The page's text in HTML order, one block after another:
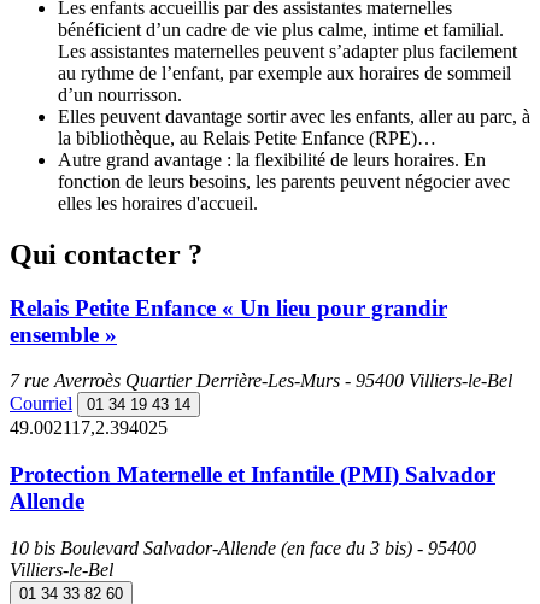
Les enfants accueillis par des assistantes maternelles
bénéficient d’un cadre de vie plus calme, intime et familial.
Les assistantes maternelles peuvent s’adapter plus facilement
au rythme de l’enfant, par exemple aux horaires de sommeil
d’un nourrisson.
Elles peuvent davantage sortir avec les enfants, aller au parc, à
la bibliothèque, au Relais Petite Enfance (RPE)…
Autre grand avantage : la flexibilité de leurs horaires. En
fonction de leurs besoins, les parents peuvent négocier avec
elles les horaires d'accueil.
Qui contacter ?
Relais Petite Enfance « Un lieu pour grandir
ensemble »
7 rue Averroès Quartier Derrière-Les-Murs - 95400 Villiers-le-Bel
Courriel
01 34 19 43 14
49.002117,2.394025
Protection Maternelle et Infantile (PMI) Salvador
Allende
10 bis Boulevard Salvador-Allende (en face du 3 bis) - 95400
Villiers-le-Bel
01 34 33 82 60